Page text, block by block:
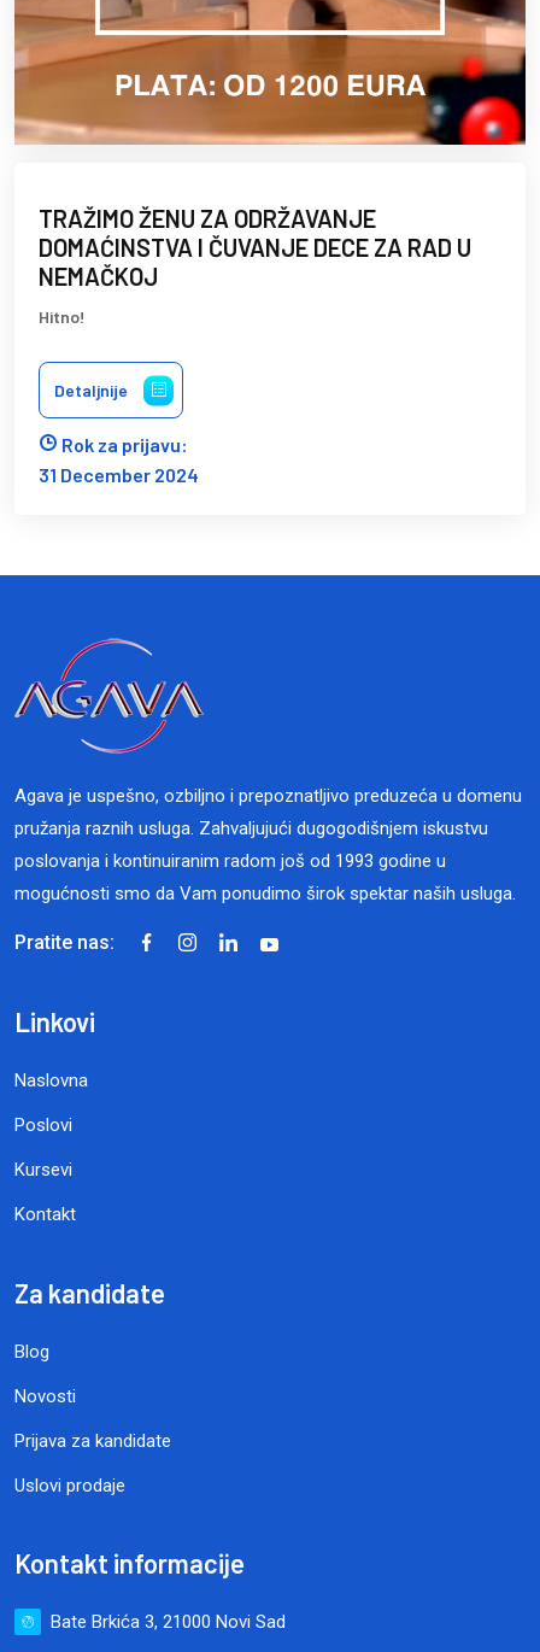
TRAŽIMO ŽENU ZA ODRŽAVANJE
DOMAĆINSTVA I ČUVANJE DECE ZA RAD U
NEMAČKOJ
Hitno!
Detaljnije
Rok za prijavu:
31 December 2024
Agava je uspešno, ozbiljno i prepoznatljivo preduzeća u domenu
pružanja raznih usluga. Zahvaljujući dugogodišnjem iskustvu
poslovanja i kontinuiranim radom još od 1993 godine u
mogućnosti smo da Vam ponudimo širok spektar naših usluga.
Pratite nas:
Linkovi
Naslovna
Poslovi
Kursevi
Kontakt
Za kandidate
Blog
Novosti
Prijava za kandidate
Uslovi prodaje
Kontakt informacije
Bate Brkića 3, 21000 Novi Sad